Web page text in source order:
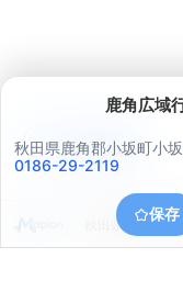
鹿角広域
秋田県鹿角郡小坂町小
0186-29-2119
保存
秋田県鹿角郡小
アプリで見る